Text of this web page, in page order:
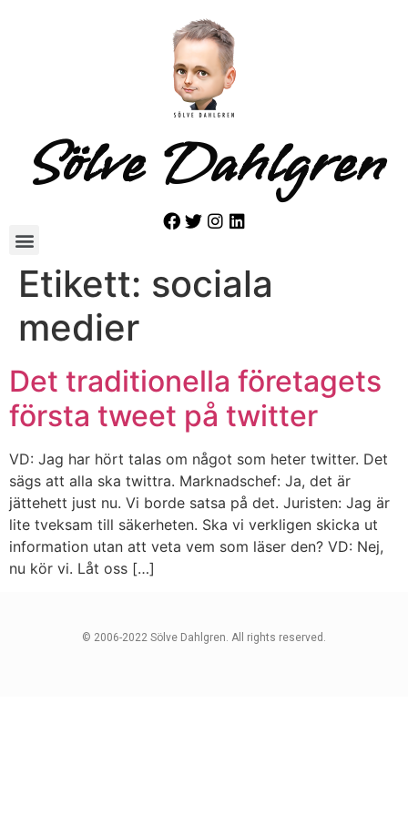
Sölve Dahlgren
Etikett: sociala
medier
Det traditionella företagets
första tweet på twitter
VD: Jag har hört talas om något som heter twitter. Det
sägs att alla ska twittra. Marknadschef: Ja, det är
jättehett just nu. Vi borde satsa på det. Juristen: Jag är
lite tveksam till säkerheten. Ska vi verkligen skicka ut
information utan att veta vem som läser den? VD: Nej,
nu kör vi. Låt oss […]
© 2006-2022 Sölve Dahlgren. All rights reserved.